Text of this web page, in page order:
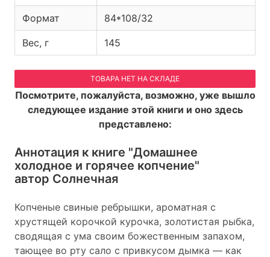
Формат 84*108/32
Вес, г 145
ТОВАРА НЕТ НА СКЛАДЕ
Посмотрите, пожалуйста, возможно, уже вышло
следующее издание этой книги и оно здесь
представлено:
Аннотация к книге "Домашнее
холодное и горячее копчение"
автор Солнечная
Копченые свиные ребрышки, ароматная с
хрустящей корочкой курочка, золотистая рыбка,
сводящая с ума своим божественным запахом,
тающее во рту сало с привкусом дымка — как